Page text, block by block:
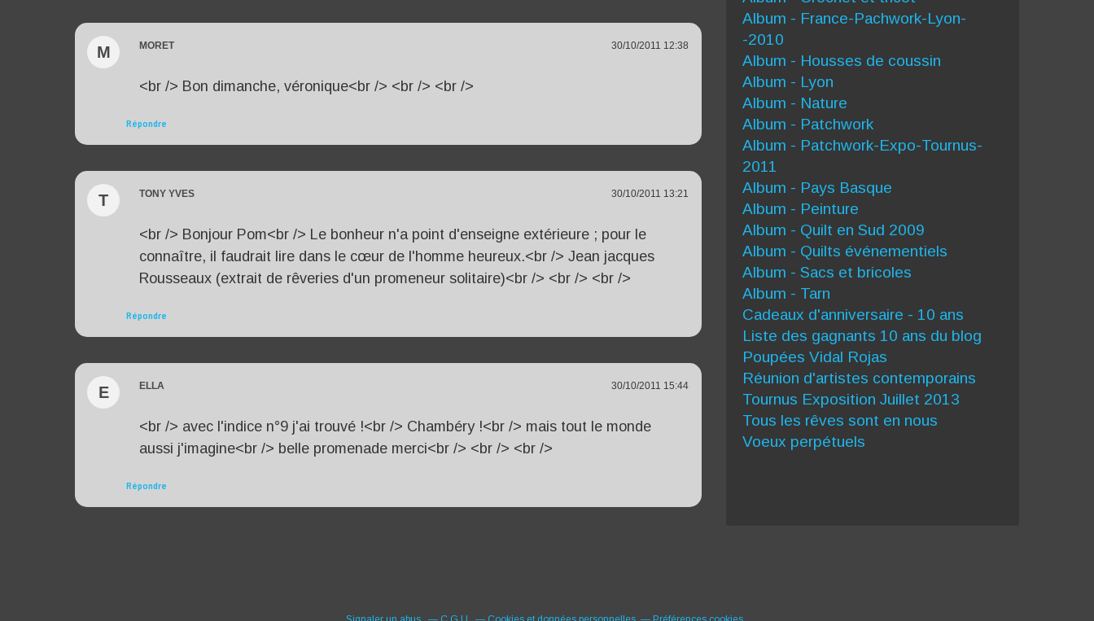
E ELLA 30/10/2011 15:44
<br /> avec l'indice n°9 j'ai trouvé !<br /> Chambéry !<br /> mais tout le monde
aussi j'imagine<br /> belle promenade merci<br /> <br /> <br />
Répondre
T TONY YVES 30/10/2011 13:21
<br /> Bonjour Pom<br /> Le bonheur n'a point d'enseigne extérieure ; pour le
connaître, il faudrait lire dans le cœur de l'homme heureux.<br /> Jean jacques
Rousseaux (extrait de rêveries d'un promeneur solitaire)<br /> <br /> <br />
Répondre
M MORET 30/10/2011 12:38
<br /> Bon dimanche, véronique<br /> <br /> <br />
Répondre
Album - France-Pachwork-Lyon-
-2010
Album - Housses de coussin
Album - Lyon
Album - Nature
Album - Patchwork
Album - Patchwork-Expo-Tournus-
2011
Album - Pays Basque
Album - Peinture
Album - Quilt en Sud 2009
Album - Quilts événementiels
Album - Sacs et bricoles
Album - Tarn
Cadeaux d'anniversaire - 10 ans
Liste des gagnants 10 ans du blog
Poupées Vidal Rojas
Réunion d'artistes contemporains
Tournus Exposition Juillet 2013
Tous les rêves sont en nous
Voeux perpétuels